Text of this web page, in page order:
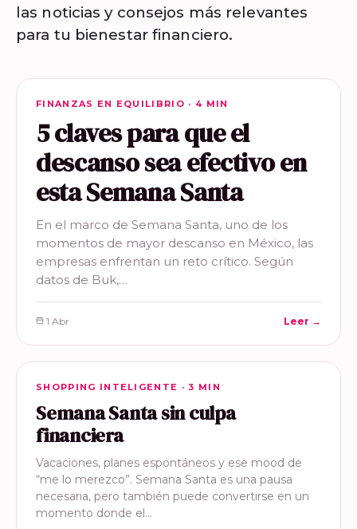
las noticias y consejos más relevantes
para tu bienestar financiero.
FINANZAS EN EQUILIBRIO
FINANZAS EN EQUILIBRIO · 4 MIN
5 claves para que el
descanso sea efectivo en
esta Semana Santa
En el marco de Semana Santa, uno de los
momentos de mayor descanso en México, las
empresas enfrentan un reto crítico. Según
datos de Buk,…
1 Abr Leer →
SHOPPING INTELIGENTE
SHOPPING INTELIGENTE · 3 MIN
Semana Santa sin culpa
financiera
Vacaciones, planes espontáneos y ese mood de
“me lo merezco”. Semana Santa es una pausa
necesaria, pero también puede convertirse en un
momento donde el…